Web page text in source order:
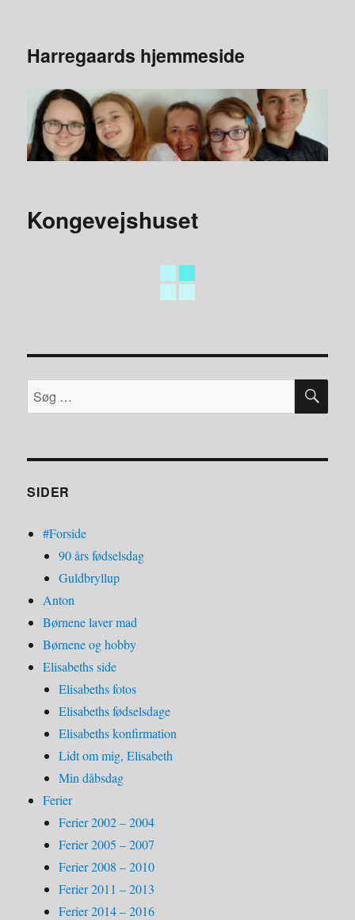
Harregaards hjemmeside
Kongevejshuset
Søg
efter:
SØG
SIDER
#Forside
90 års fødselsdag
Guldbryllup
Anton
Børnene laver mad
Børnene og hobby
Elisabeths side
Elisabeths fotos
Elisabeths fødselsdage
Elisabeths konfirmation
Lidt om mig, Elisabeth
Min dåbsdag
Ferier
Ferier 2002 – 2004
Ferier 2005 – 2007
Ferier 2008 – 2010
Ferier 2011 – 2013
Ferier 2014 – 2016